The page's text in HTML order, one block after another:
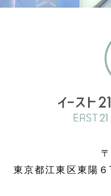
東京都江東区東陽